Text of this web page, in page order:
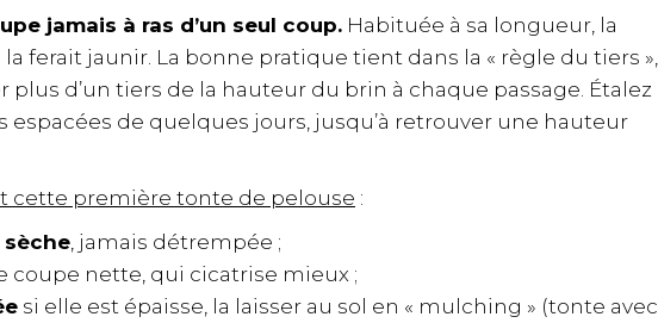
jamais à ras d’un seul coup. Habituée à sa longueur, la
ferait jaunir. La bonne pratique tient dans la « règle du tiers »,
plus d’un tiers de la hauteur du brin à chaque passage. Étalez
de quelques jours, jusqu’à retrouver une hauteur
cette première tonte de pelouse :
sèche , jamais détrempée ;
coupe nette, qui cicatrise mieux ;
si elle est épaisse, la laisser au sol en « mulching » (tonte avec